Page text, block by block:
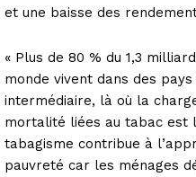
et une baisse des
« Plus de 80 % du 1,3
monde vivent dans des
intermédiaire, là où la
mortalité liées au tabac est
tabagisme contribue à
pauvreté car les ménages